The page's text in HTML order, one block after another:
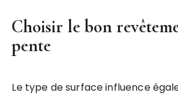
Choisir le bon
pente
Le type de surface influence